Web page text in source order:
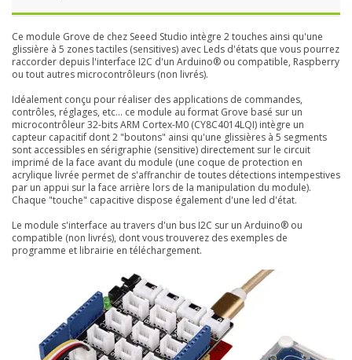
Ce module Grove de chez Seeed Studio intègre 2 touches ainsi qu'une
glissière à 5 zones tactiles (sensitives) avec Leds d'états que vous pourrez
raccorder depuis l'interface I2C d'un Arduino® ou compatible, Raspberry
ou tout autres microcontrôleurs (non livrés).
Idéalement conçu pour réaliser des applications de commandes,
contrôles, réglages, etc... ce module au format Grove basé sur un
microcontrôleur 32-bits ARM Cortex-M0 (CY8C4014LQI) intègre un
capteur capacitif dont 2 "boutons" ainsi qu'une glissières à 5 segments
sont accessibles en sérigraphie (sensitive) directement sur le circuit
imprimé de la face avant du module (une coque de protection en
acrylique livrée permet de s'affranchir de toutes détections intempestives
par un appui sur la face arrière lors de la manipulation du module).
Chaque "touche" capacitive dispose également d'une led d'état.
Le module s'interface au travers d'un bus I2C sur un Arduino® ou
compatible (non livrés), dont vous trouverez des exemples de
programme et librairie en téléchargement.